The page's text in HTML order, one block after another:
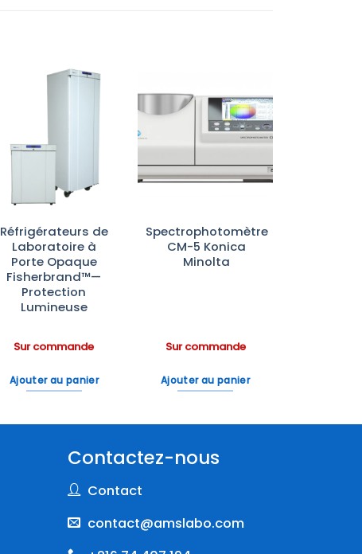
Réfrigérateurs de
Laboratoire à
Porte Opaque
Fisherbrand™—
Protection
Lumineuse
Sur commande
Ajouter au panier
Ajouter
Spectrophotomètre
CM-5 Konica
Minolta
Sur commande
Ajouter au panier
Contactez-nous
Contact
contact@amslabo.com